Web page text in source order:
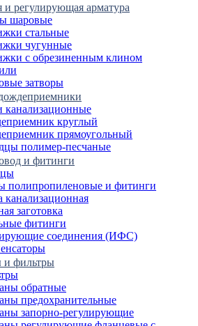
и регулирующая арматура
шаровые
стальные
чугунные
с обрезиненным клином
затворы
круглый
прямоугольный
полимер-песчаные
и фитинги
полипропиленовые и фитинги
канализационная
заготовка
фитинги
соединения (ИФС)
и фильтры
обратные
предохранительные
запорно-регулирующие